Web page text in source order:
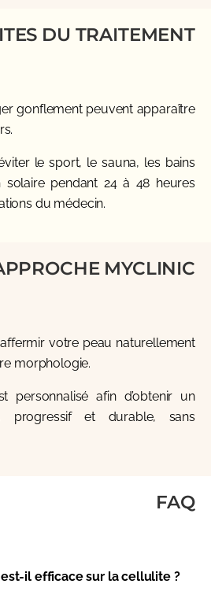
DU TRAITEMENT
gonflement peuvent apparaître
le sport, le sauna, les bains
solaire pendant 24 à 48 heures
du médecin.
MYCLINIC
votre peau naturellement
morphologie.
personnalisé afin d’obtenir un
progressif et durable, sans
FAQ
il efficace sur la cellulite ?